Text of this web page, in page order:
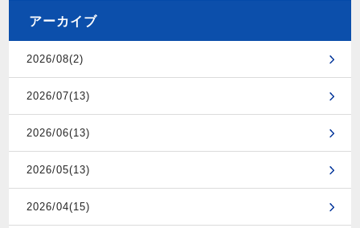
アーカイブ
2026/08(2)
2026/07(13)
2026/06(13)
2026/05(13)
2026/04(15)